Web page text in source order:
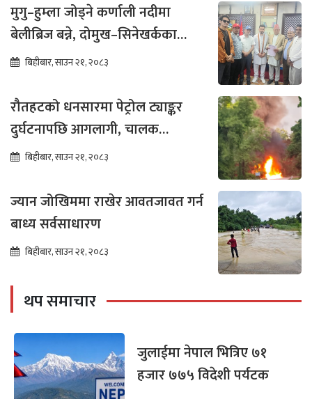
मुगु–हुम्ला जोड्ने कर्णाली नदीमा
बेलीब्रिज बन्ने, दोमुख–सिनेखर्कका
बासिन्दामा उत्साह
बिहीबार, साउन २१, २०८३
रौतहटको धनसारमा पेट्रोल ट्याङ्कर
दुर्घटनापछि आगलागी, चालक
नियन्त्रणमा
बिहीबार, साउन २१, २०८३
ज्यान जोखिममा राखेर आवतजावत गर्न
बाध्य सर्वसाधारण
बिहीबार, साउन २१, २०८३
थप समाचार
जुलाईमा नेपाल भित्रिए ७१
हजार ७७५ विदेशी पर्यटक